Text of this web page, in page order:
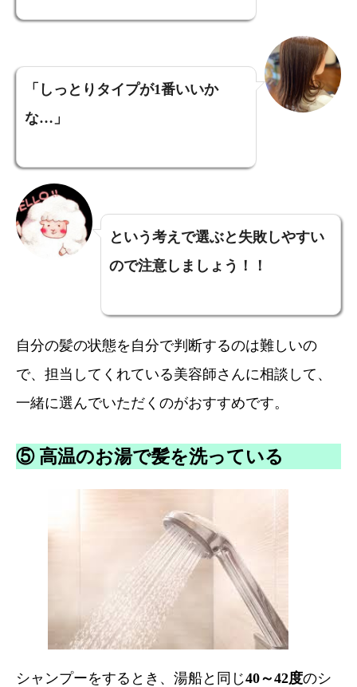
「しっとりタイプが1番いいか
な…」
という考えで選ぶと失敗しやすい
ので注意しましょう！！
自分の髪の状態を自分で判断するのは難しいの
で、担当してくれている美容師さんに相談して、
一緒に選んでいただくのがおすすめです。
⑤ 高温のお湯で髪を洗っている
シャンプーをするとき、湯船と同じ40～42度のシ